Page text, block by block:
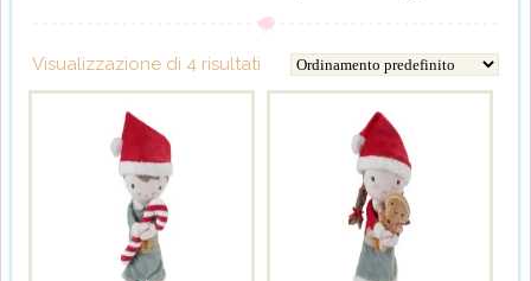
Visualizzazione di 4 risultati